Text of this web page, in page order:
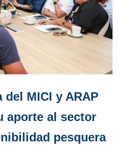
MICI y ARAP
aporte al sector
pesquera